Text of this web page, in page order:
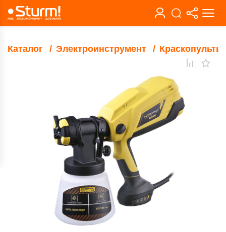
Каталог Электроинструмент Краскопульты